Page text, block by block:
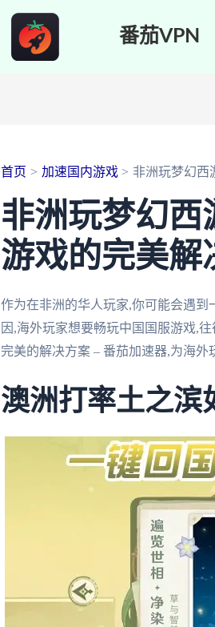
番茄VPN
首页 加速国内游戏 非洲玩梦幻西
非洲玩梦幻西
游戏的完美解
作为在非洲的华人玩家,你可能会遇
因,海外玩家想要畅玩中国国服游戏,
完美的解决方案 – 番茄加速器,为海外
澳洲打率土之滨